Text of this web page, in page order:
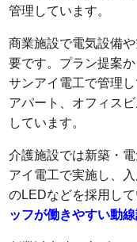
管理しています。
商業施設で電気設備
要です。プラン提案
サンアイ電工で管理
アパート、オフィス
しています。
介護施設では新築・
アイ電工で実施し、
のLEDなどを採用し
ッフが働きやすい動